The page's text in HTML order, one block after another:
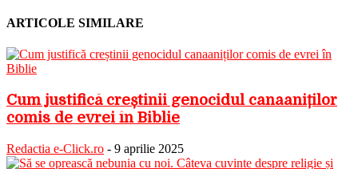
ARTICOLE SIMILARE
Cum justifică creștinii genocidul canaaniților
comis de evrei în Biblie
Redactia e-Click.ro - 9 aprilie 2025